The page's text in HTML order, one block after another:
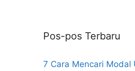
Pos-pos Terbaru
7 Cara Mencari Modal